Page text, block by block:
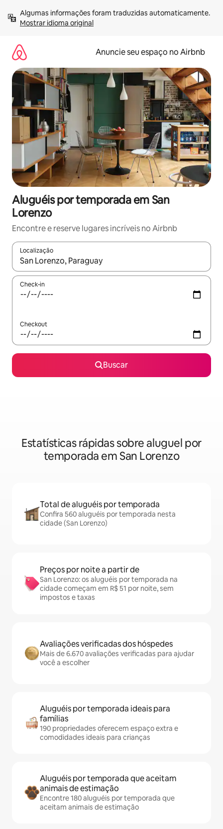
para
Mostrar idioma original
Anuncie seu espaço no Airbnb
Aluguéis por temporada em San
Lorenzo
Encontre e reserve lugares incríveis no Airbnb
Localização
Quando os resultados estiverem disponíveis, explore-os
Check-in
Checkout
Buscar
Estatísticas rápidas sobre aluguel por
temporada em San Lorenzo
Total de aluguéis por temporada
Confira 560 aluguéis por temporada nesta
cidade (San Lorenzo)
Preços por noite a partir de
San Lorenzo: os aluguéis por temporada na
cidade começam em R$ 51 por noite, sem
impostos e taxas
Avaliações verificadas dos hóspedes
Mais de 6.670 avaliações verificadas para ajudar
você a escolher
Aluguéis por temporada ideais para
famílias
190 propriedades oferecem espaço extra e
comodidades ideais para crianças
Aluguéis por temporada que aceitam
animais de estimação
Encontre 180 aluguéis por temporada que
aceitam animais de estimação